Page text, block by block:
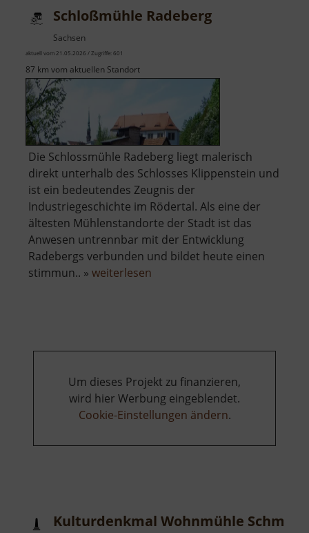
Schloßmühle Radeberg
Sachsen
aktuell vom 21.05.2026 / Zugriffe: 601
87 km vom aktuellen Standort
Die Schlossmühle Radeberg liegt malerisch
direkt unterhalb des Schlosses Klippenstein und
ist ein bedeutendes Zeugnis der
Industriegeschichte im Rödertal. Als eine der
ältesten Mühlenstandorte der Stadt ist das
Anwesen untrennbar mit der Entwicklung
Radebergs verbunden und bildet heute einen
stimmun.. » weiterlesen
Um dieses Projekt zu finanzieren,
wird hier Werbung eingeblendet.
Cookie-Einstellungen ändern.
Kulturdenkmal Wohnmühle